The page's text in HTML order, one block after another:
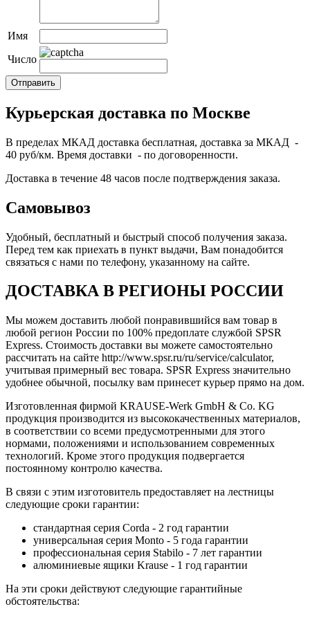
Имя
Число
Курьерская доставка по Москве
В пределах МКАД доставка бесплатная, доставка за МКАД -
40 руб/км. Время доставки - по договоренности.
Доставка в течение 48 часов после подтверждения заказа.
Самовывоз
Удобный, бесплатный и быстрый способ получения заказа.
Перед тем как приехать в пункт выдачи, Вам понадобится
связаться с нами по телефону, указанному на сайте.
ДОСТАВКА В РЕГИОНЫ РОССИИ
Мы можем доставить любой понравившийся вам товар в
любой регион России по 100% предоплате службой SPSR
Express. Стоимость доставки вы можете самостоятельно
рассчитать на сайте http://www.spsr.ru/ru/service/calculator,
учитывая примерный вес товара. SPSR Express значительно
удобнее обычной, посылку вам принесет курьер прямо на дом.
Изготовленная фирмой KRAUSE-Werk GmbH & Со. KG
продукция производится из высококачественных материалов,
в соответствии со всеми предусмотренными для этого
нормами, положениями и использованием современных
технологий. Кроме этого продукция подвергается
постоянному контролю качества.
В связи с этим изготовитель предоставляет на лестницы
следующие сроки гарантии:
стандартная серия Corda - 2 год гарантии
универсальная серия Monto - 5 года гарантии
профессиональная серия Stabilo - 7 лет гарантии
алюминиевые ящики Krause - 1 год гарантии
На эти сроки действуют следующие гарантийные
обстоятельства: